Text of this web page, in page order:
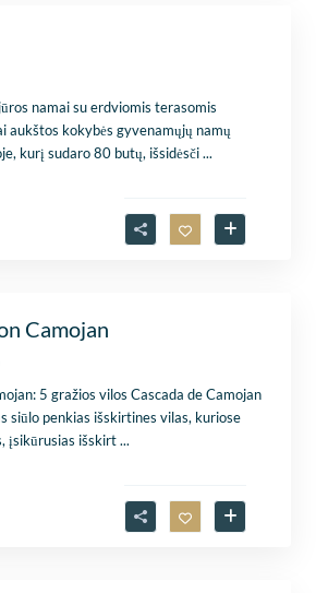
namai su erdviomis terasomis
aukštos kokybės gyvenamųjų namų
kurį sudaro 80 butų, išsidėsči...
Camojan
5 gražios vilos Cascada de Camojan
siūlo penkias išskirtines vilas, kuriose
įsikūrusias išskirt...